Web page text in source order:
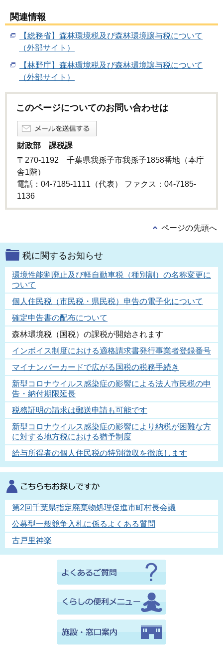
関連情報
【総務省】森林環境税及び森林環境譲与税について
（外部サイト）
【林野庁】森林環境税及び森林環境譲与税について
（外部サイト）
このページについてのお問い合わせは
財政部 課税課
〒270-1192 千葉県我孫子市我孫子1858番地（本庁
舎1階）
電話：04-7185-1111（代表） ファクス：04-7185-
1136
ページの先頭へ
税に関するお知らせ
環境性能割廃止及び軽自動車税（種別割）の名称変更に
ついて
個人住民税（市民税・県民税）申告の電子化について
確定申告書の配布について
森林環境税（国税）の課税が開始されます
インボイス制度における適格請求書発行事業者登録番号
マイナンバーカードで広がる国税の税務手続き
新型コロナウイルス感染症の影響による法人市民税の申
告・納付期限延長
税務証明の請求は郵送申請も可能です
新型コロナウイルス感染症の影響により納税が困難な方
に対する地方税における猶予制度
給与所得者の個人住民税の特別徴収を徹底します
第2回千葉県指定廃棄物処理促進市町村長会議
公募型一般競争入札に係るよくある質問
古戸里神楽